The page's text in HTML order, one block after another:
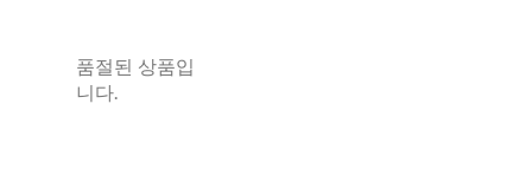
품절된 상품입
니다.